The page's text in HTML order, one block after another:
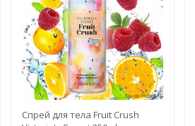
Спрей для тела Fruit Crush